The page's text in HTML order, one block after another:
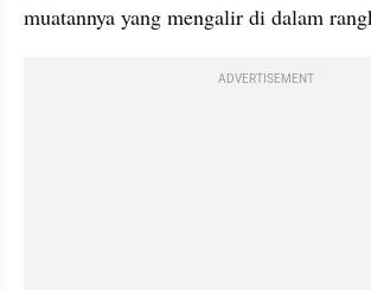
muatannya yang mengalir di dalam
ADVERTISEMENT